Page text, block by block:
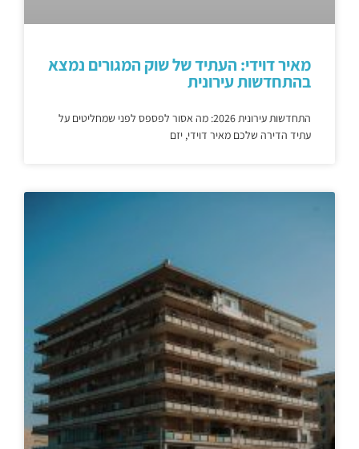
מאיר דוידי: העתיד של שוק המגורים נמצא
בהתחדשות עירונית
התחדשות עירונית 2026: מה אסור לפספס לפני שמחליטים על
עתיד הדירה שלכם מאיר דוידי, יזם